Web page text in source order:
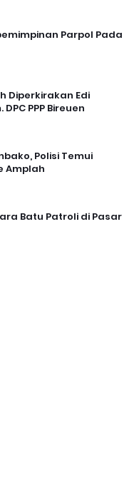
Parpol Pada
Diperkirakan Edi
PPP Bireuen
Polisi Temui
Amplah
Batu Patroli di Pasar